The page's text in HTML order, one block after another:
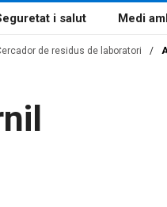
i salut Medi
de residus de laboratori /